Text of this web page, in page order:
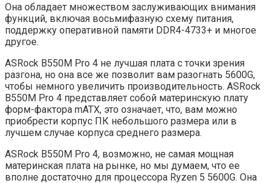
Она обладает множеством заслуживающих внимания
функций, включая восьмифазную схему питания,
поддержку оперативной памяти DDR4-4733+ и многое
другое.
ASRock B550M Pro 4 не лучшая плата с точки зрения
разгона, но она все же позволит вам разогнать 5600G,
чтобы немного увеличить производительность. ASRock
B550M Pro 4 представляет собой материнскую плату
форм-фактора mATX, это означает, что, вам можно
приобрести корпус ПК небольшого размера или в
лучшем случае корпуса среднего размера.
ASRock B550M Pro 4, возможно, не самая мощная
материнская плата на рынке, но мы думаем, что ее
вполне достаточно для процессора Ryzen 5 5600G. Она